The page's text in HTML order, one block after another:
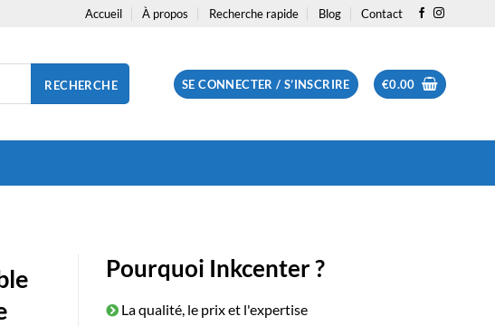
Accueil À propos Recherche rapide Blog Contact
RECHERCHE SE CONNECTER / S’INSCRIRE €0.00
Pourquoi Inkcenter ?
La qualité, le prix et l'expertise